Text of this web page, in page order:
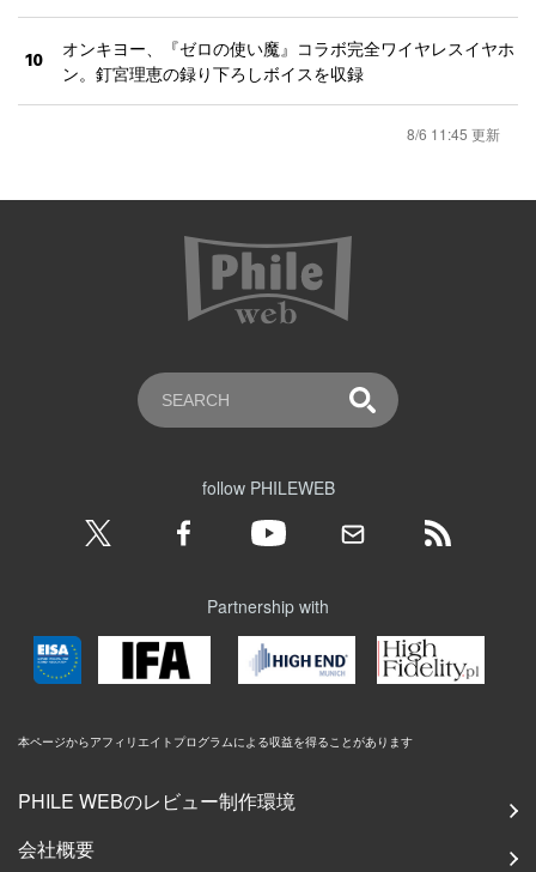
10
オンキヨー、『ゼロの使い魔』コラボ完全ワイヤレスイヤホ
ン。釘宮理恵の録り下ろしボイスを収録
8/6 11:45 更新
follow PHILEWEB
Partnership with
本ページからアフィリエイトプログラムによる収益を得ることがあります
PHILE WEBのレビュー制作環境
会社概要